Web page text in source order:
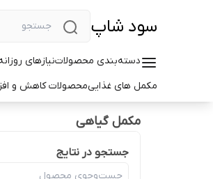
سود شاپ
دسته‌بندی محصولاتنیازهای
مکمل های غذاییمحصولات کاهش و
مکمل گیاهی
جستجو در نتایج